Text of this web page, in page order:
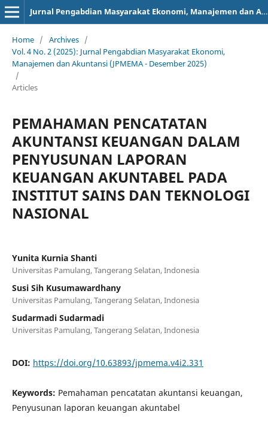
Jurnal Pengabdian Masyarakat Ekonomi, Manajemen dan Akuntansi (JPMEMA)
Home / Archives /
Vol. 4 No. 2 (2025): Jurnal Pengabdian Masyarakat Ekonomi,
Manajemen dan Akuntansi (JPMEMA - Desember 2025)
/
Articles
PEMAHAMAN PENCATATAN
AKUNTANSI KEUANGAN DALAM
PENYUSUNAN LAPORAN
KEUANGAN AKUNTABEL PADA
INSTITUT SAINS DAN TEKNOLOGI
NASIONAL
Yunita Kurnia Shanti
Universitas Pamulang, Tangerang Selatan, Indonesia
Susi Sih Kusumawardhany
Universitas Pamulang, Tangerang Selatan, Indonesia
Sudarmadi Sudarmadi
Universitas Pamulang, Tangerang Selatan, Indonesia
DOI: https://doi.org/10.63893/jpmema.v4i2.331
Keywords: Pemahaman pencatatan akuntansi keuangan,
Penyusunan laporan keuangan akuntabel